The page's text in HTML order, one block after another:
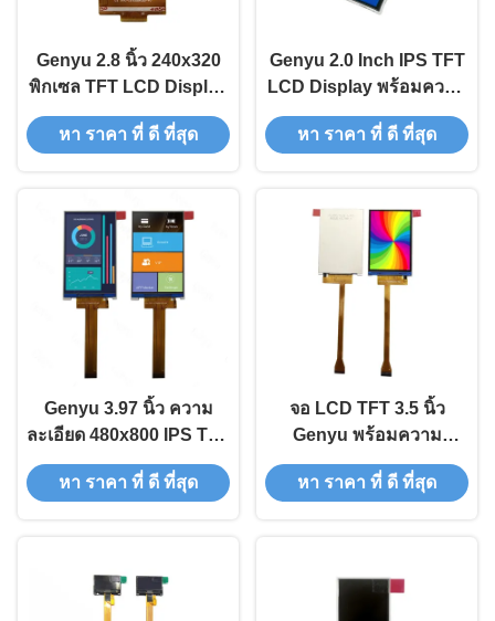
Genyu 2.8 นิ้ว 240x320
พิกเซล TFT LCD Display
พร้อม 4SPI ST7789
Driver TN สายส่ง 18 Pin
หา ราคา ที่ ดี ที่สุด
Genyu 2.0 Inch IPS TFT
LCD Display พร้อมความ
ละเอียด 240x320 และ
ST7789V Driver
หา ราคา ที่ ดี ที่สุด
Genyu 3.97 นิ้ว ความ
ละเอียด 480x800 IPS TFT
LCD Display พร้อม
Interface MIPI และ
หา ราคา ที่ ดี ที่สุด
จอ LCD TFT 3.5 นิ้ว
Genyu พร้อมความ
ละเอียด 320x480 และ
8BIT Parallel & SPI
หา ราคา ที่ ดี ที่สุด